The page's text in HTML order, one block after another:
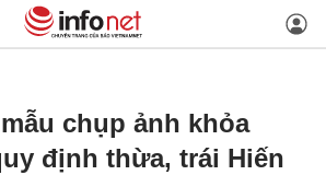
chụp ảnh khỏa
định thừa, trái Hiến